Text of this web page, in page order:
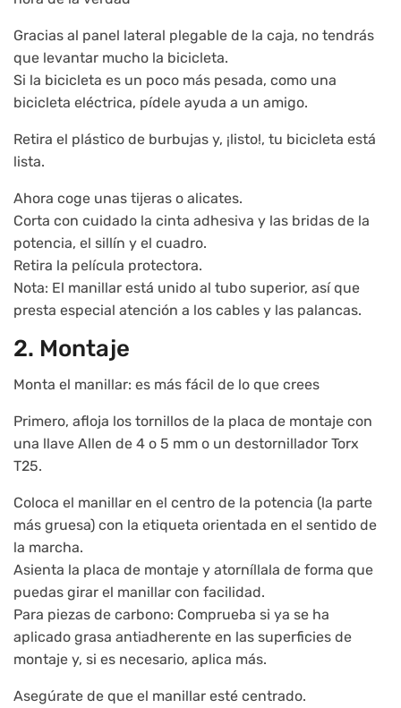
Gracias al panel lateral plegable de la caja, no tendrás
que levantar mucho la bicicleta.
Si la bicicleta es un poco más pesada, como una
bicicleta eléctrica, pídele ayuda a un amigo.
Retira el plástico de burbujas y, ¡listo!, tu bicicleta está
lista.
Ahora coge unas tijeras o alicates.
Corta con cuidado la cinta adhesiva y las bridas de la
potencia, el sillín y el cuadro.
Retira la película protectora.
Nota: El manillar está unido al tubo superior, así que
presta especial atención a los cables y las palancas.
2. Montaje
Monta el manillar: es más fácil de lo que crees
Primero, afloja los tornillos de la placa de montaje con
una llave Allen de 4 o 5 mm o un destornillador Torx
T25.
Coloca el manillar en el centro de la potencia (la parte
más gruesa) con la etiqueta orientada en el sentido de
la marcha.
Asienta la placa de montaje y atorníllala de forma que
puedas girar el manillar con facilidad.
Para piezas de carbono: Comprueba si ya se ha
aplicado grasa antiadherente en las superficies de
montaje y, si es necesario, aplica más.
Asegúrate de que el manillar esté centrado.